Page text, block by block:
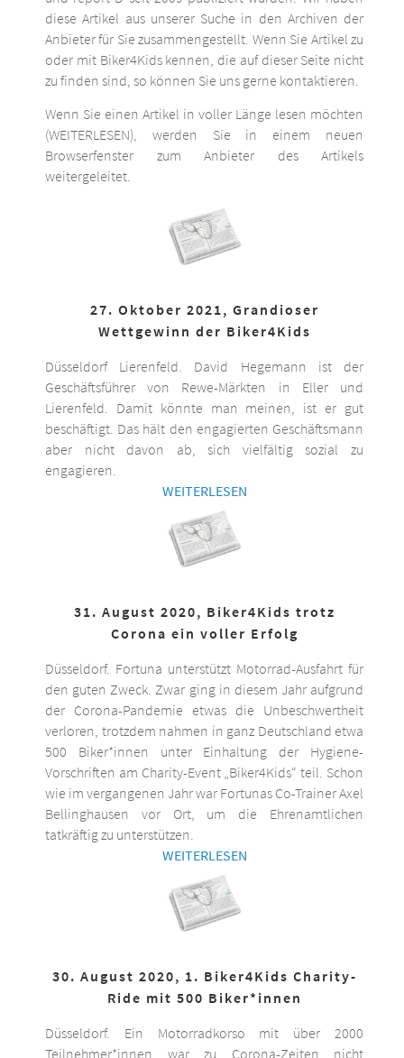
diese Artikel aus unserer Suche in den Archiven der
Anbieter für Sie zusammengestellt. Wenn Sie Artikel zu
oder mit Biker4Kids kennen, die auf dieser Seite nicht
zu finden sind, so können Sie uns gerne kontaktieren.
Wenn Sie einen Artikel in voller Länge lesen möchten
(WEITERLESEN), werden Sie in einem neuen
Browserfenster zum Anbieter des Artikels
weitergeleitet.
27. Oktober 2021, Grandioser
Wettgewinn der Biker4Kids
Düsseldorf Lierenfeld. David Hegemann ist der
Geschäftsführer von Rewe-Märkten in Eller und
Lierenfeld. Damit könnte man meinen, ist er gut
beschäftigt. Das hält den engagierten Geschäftsmann
aber nicht davon ab, sich vielfältig sozial zu
engagieren.
WEITERLESEN
31. August 2020, Biker4Kids trotz
Corona ein voller Erfolg
Düsseldorf. Fortuna unterstützt Motorrad-Ausfahrt für
den guten Zweck. Zwar ging in diesem Jahr aufgrund
der Corona-Pandemie etwas die Unbeschwertheit
verloren, trotzdem nahmen in ganz Deutschland etwa
500 Biker*innen unter Einhaltung der Hygiene-
Vorschriften am Charity-Event „Biker4Kids“ teil. Schon
wie im vergangenen Jahr war Fortunas Co-Trainer Axel
Bellinghausen vor Ort, um die Ehrenamtlichen
tatkräftig zu unterstützen.
WEITERLESEN
30. August 2020, 1. Biker4Kids Charity-
Ride mit 500 Biker*innen
Düsseldorf. Ein Motorradkorso mit über 2000
Teilnehmer*innen war zu Corona-Zeiten nicht